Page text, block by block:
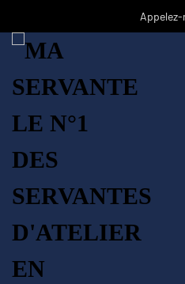
Appelez-